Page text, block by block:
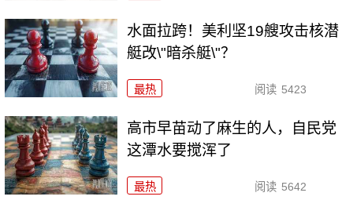
水面拉跨！美利坚19艘攻击核潜
艇改\"暗杀艇\"？
最热 阅读 5423
高市早苗动了麻生的人，自民党
这潭水要搅浑了
最热 阅读 5642